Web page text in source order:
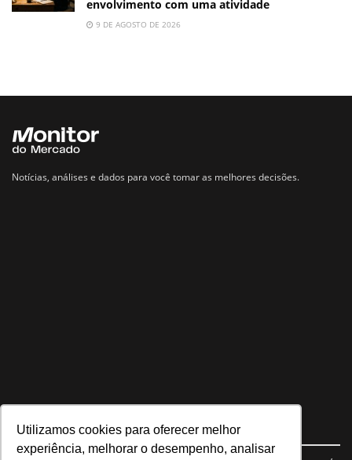
Utilizamos cookies para oferecer melhor
experiência, melhorar o desempenho, analisar
envolvimento com uma atividade
9 DE AGOSTO DE 2026
Notícias, análises e dados para você tomar as melhores decisões.
Navegue no site